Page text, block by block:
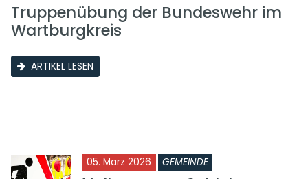
Truppenübung der Bundeswehr im
Wartburgkreis
ARTIKEL LESEN
05. März 2026 GEMEINDE